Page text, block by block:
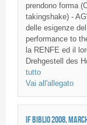
prendono forma
takingshake) -
delle esigenze
performance to
la RENFE ed il
Drehgestell des
tutto
Vai all'allegato
IF BIBLIO 2008,